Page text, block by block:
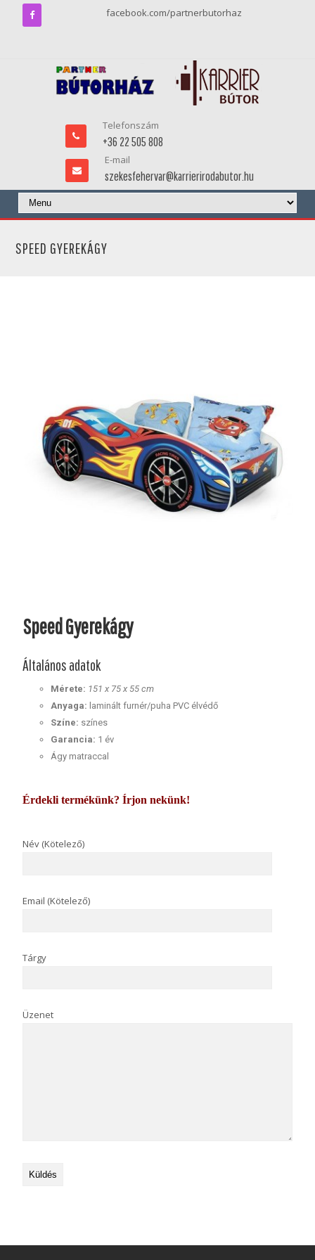
facebook.com/partnerbutorhaz
Telefonszám
+36 22 505 808
E-mail
szekesfehervar@karrierirodabutor.hu
SPEED GYEREKÁGY
Speed Gyerekágy
Általános adatok
Mérete: 151 x 75 x 55 cm
Anyaga: laminált furnér/puha PVC élvédő
Színe: színes
Garancia: 1 év
Ágy matraccal
Érdekli termékünk? Írjon nekünk!
Név (Kötelező)
Email (Kötelező)
Tárgy
Üzenet